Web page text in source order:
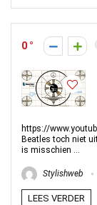
0
https://
Beatles toch niet
is misschien ...
Stylishweb
LEES VERDER